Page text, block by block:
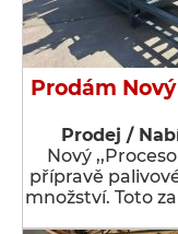
Prodám
Prodej /
Nový
přípravě
množství. Toto